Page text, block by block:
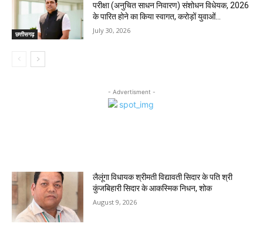
छत्तीसगढ़
परीक्षा (अनुचित साधन निवारण) संशोधन विधेयक, 2026
के पारित होने का किया स्वागत, करोड़ों युवाओं...
July 30, 2026
- Advertisment -
लैलूंगा विधायक श्रीमती विद्यावती सिदार के पति श्री
कुंजबिहारी सिदार के आकस्मिक निधन, शोक
August 9, 2026